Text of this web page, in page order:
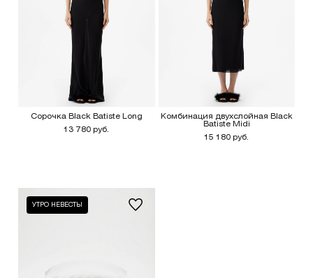
Сорочка Black Batiste Long
13 780 руб.
Комбинация двухслойная Black
Batiste Midi
15 180 руб.
УТРО НЕВЕСТЫ